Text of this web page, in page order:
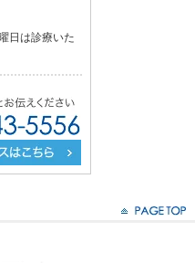
日は診療いた